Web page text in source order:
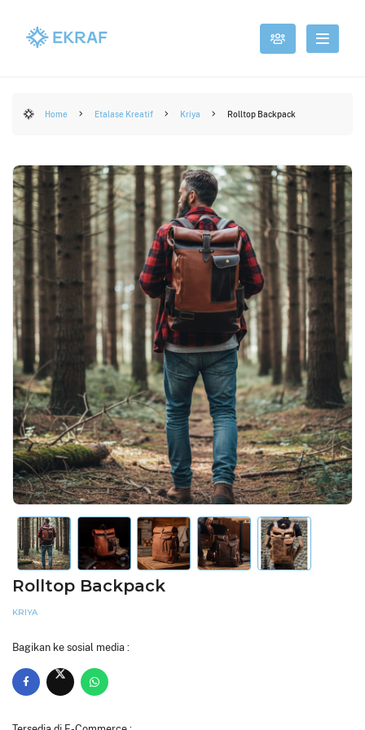
Home Etalase Kreatif Kriya Rolltop Backpack
Rolltop Backpack
KRIYA
Bagikan ke sosial media :